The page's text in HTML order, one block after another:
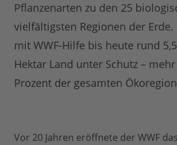
Pflanzenarten zu den 25
vielfältigsten Regionen der
mit WWF-Hilfe bis heute rund
Hektar Land unter Schutz –
Prozent der gesamten
Vor 20 Jahren eröffnete der WWF